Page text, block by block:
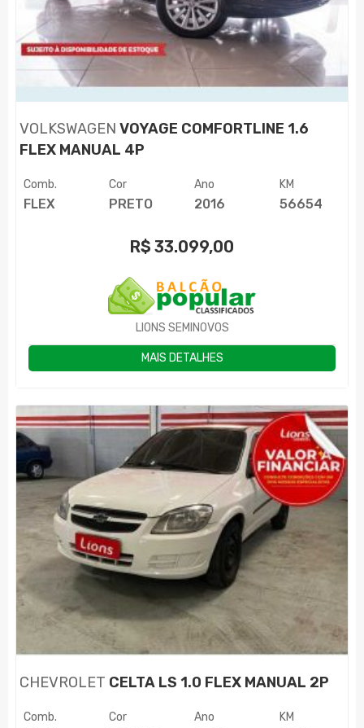
VOLKSWAGEN VOYAGE COMFORTLINE 1.6
FLEX MANUAL 4P
Comb.
FLEX
Cor
PRETO
Ano
2016
KM
56654
R$ 33.099,00
LIONS SEMINOVOS
MAIS DETALHES
CHEVROLET CELTA LS 1.0 FLEX MANUAL 2P
Comb. Cor Ano KM